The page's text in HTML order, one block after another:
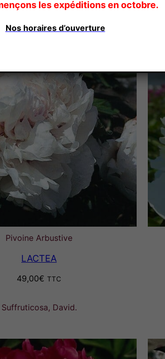
Pivoine Arbustive
LACTEA
49,00€ TTC
Suffruticosa, David.
les expéditions en octobre.
Nos horaires d’ouverture